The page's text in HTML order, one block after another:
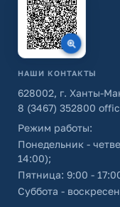
НАШИ КОНТАКТЫ
628002, г. Ханты-
8 (3467) 352800
Режим работы:
Понедельник -
14:00);
Пятница: 9:00 -
Суббота -